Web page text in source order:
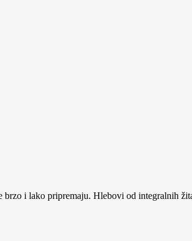
i lako pripremaju. Hlebovi od integralnih